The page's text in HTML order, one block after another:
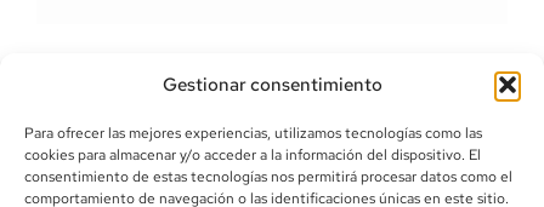
Gestionar consentimiento
Para ofrecer las mejores experiencias, utilizamos tecnologías como las
cookies para almacenar y/o acceder a la información del dispositivo. El
consentimiento de estas tecnologías nos permitirá procesar datos como el
comportamiento de navegación o las identificaciones únicas en este sitio.